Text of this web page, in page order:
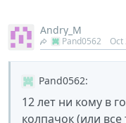
Andry_M
Pand0562 Oct
Pand0562:
12 лет ни кому в
колпачок (или